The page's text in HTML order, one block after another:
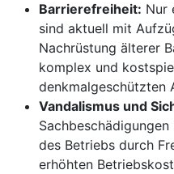
Barrierefreiheit: Nur
sind aktuell mit
Nachrüstung älterer
komplex und
denkmalgeschützten
Vandalismus und
des Betriebs durch
erhöhten